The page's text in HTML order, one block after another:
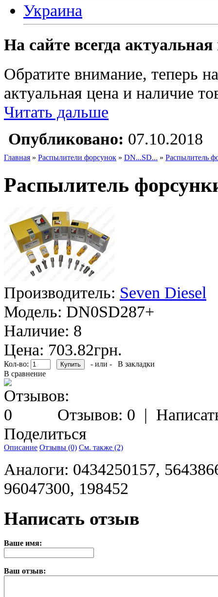
Украина
На сайте всегда
Обратите внимание, теперь
актуальная цена и наличие
Читать дальше
Опубликовано: 07.10.2018
Главная » Распылители форсунок » DN...SD... » Распылитель
Распылитель
Производитель: Seven Diesel
Модель: DN0SD287+
Наличие: 8
Цена: 703.82грн.
Кол-во: - или -
В закладки
В сравнение
Отзывов: 0 |
Поделиться
Описание Отзывы (0) См. также (2)
Аналоги: 0434250157,
96047300, 198452
Написать отзыв
Ваше имя:
Ваш отзыв: